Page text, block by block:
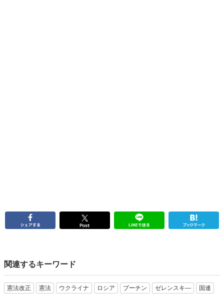
関連するキーワード
憲法改正 憲法 ウクライナ ロシア プーチン ゼレンスキ―
国連